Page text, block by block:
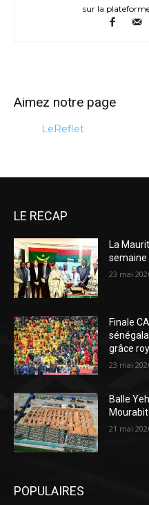
sur la
Aimez notre page
LeReflet
LE RECAP
La
semaine
23 mai
Finale
grâce
23 mai
Balle
21 mai
POPULAIRES